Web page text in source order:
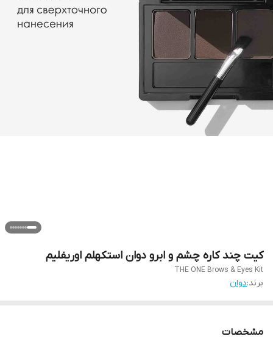
کیت چند کاره چشم و ابرو دوان استکهلم اوریفلیم
THE ONE Brows & Eyes Kit
برند:دوان
مشخصات